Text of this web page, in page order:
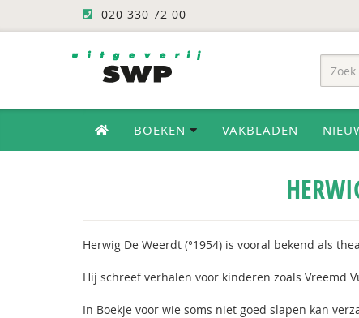
020 330 72 00
BOEKEN VAKBLADEN
Herwig De Weerdt (°1954) is vooral bekend als
Hij schreef verhalen voor kinderen zoals Vreemd
In Boekje voor wie soms niet goed slapen kan